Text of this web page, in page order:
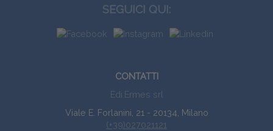
SEGUICI QUI:
CONTATTI
Edi.Ermes srl
Viale E. Forlanini, 21 - 20134, Milano
(+39)027021121